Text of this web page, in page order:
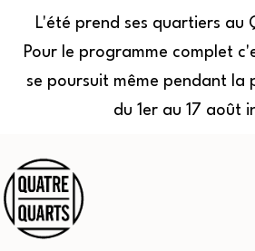
L'été prend ses quartiers au
Pour le programme complet
se poursuit même pendant la
du 1er au 17 août
au
contenu